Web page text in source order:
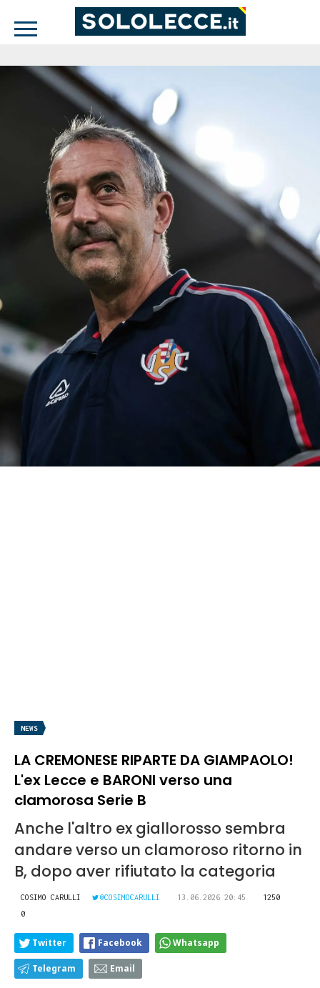
NEWS
LA CREMONESE RIPARTE DA GIAMPAOLO!
L'ex Lecce e BARONI verso una
clamorosa Serie B
Anche l'altro ex giallorosso sembra
andare verso un clamoroso ritorno in
B, dopo aver rifiutato la categoria
COSIMO CARULLI @COSIMOCARULLI 13.06.2026 20:45
1250
0
Twitter Facebook Whatsapp
Telegram Email